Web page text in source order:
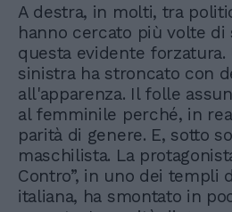
A destra, in molti, tra
hanno cercato più volte di
questa evidente
sinistra ha stroncato con
all'apparenza. Il folle
al femminile perché, in
parità di genere. E, sotto
maschilista. La
Contro”, in uno dei templi
italiana, ha smontato in